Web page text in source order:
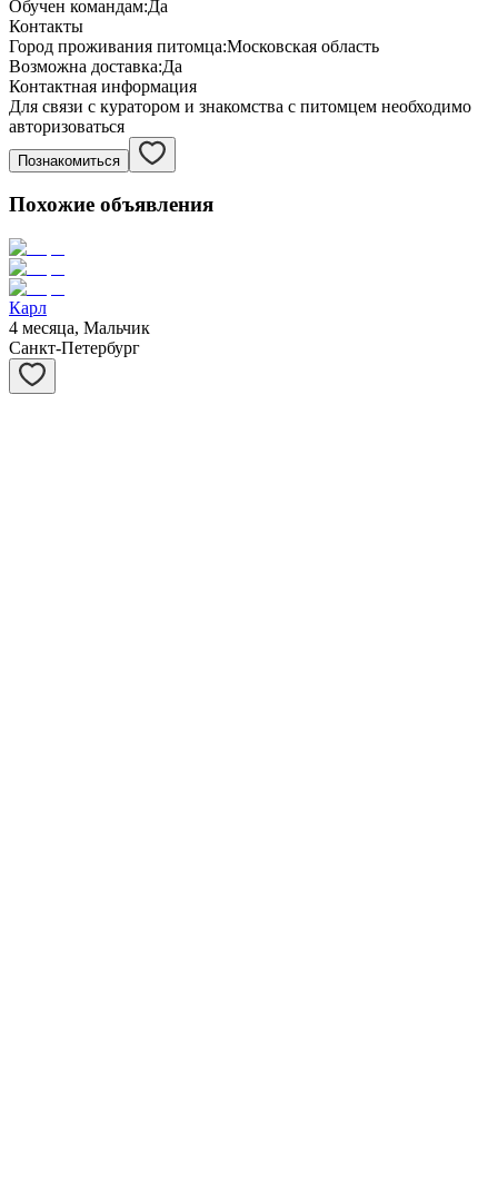
Обучен командам:Да
Контакты
Город проживания питомца:Московская область
Возможна доставка:Да
Контактная информация
Для связи с куратором и знакомства с питомцем необходимо
авторизоваться
Познакомиться
Похожие объявления
Карл
4 месяца, Мальчик
Санкт-Петербург